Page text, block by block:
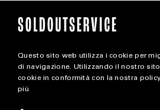
magazine
Questo sito web utilizza i cookie per
di navigazione. Utilizzando il nostro
cookie in conformità con la nostra
più